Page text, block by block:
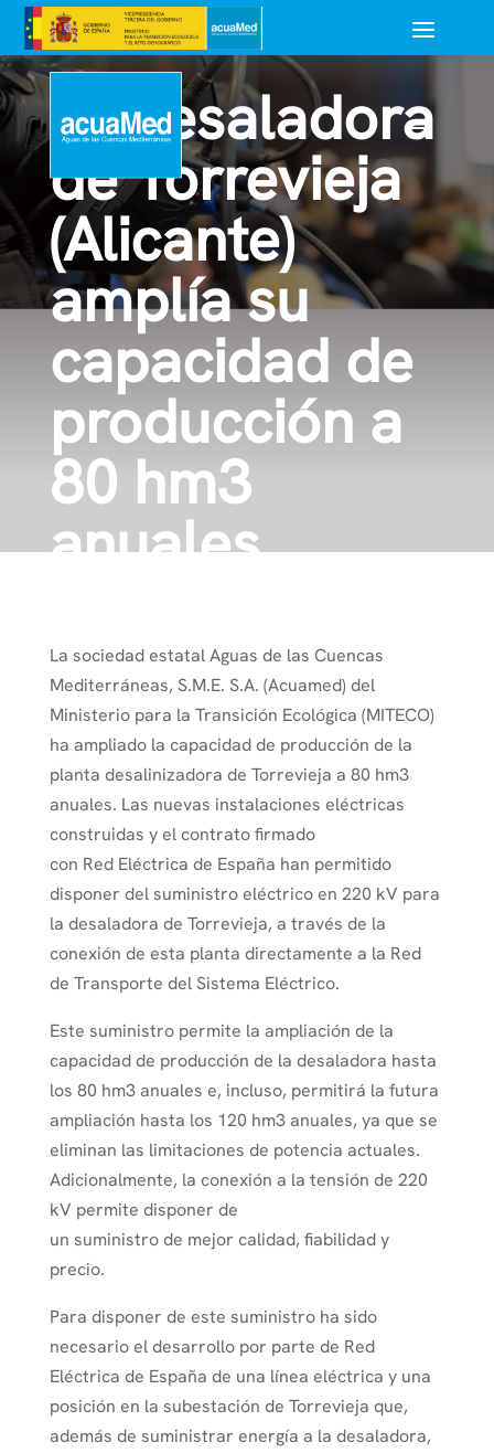
La desaladora
de Torrevieja
(Alicante)
amplía su
capacidad de
producción a
80 hm3
anuales
La desaladora de Torrevieja (Alicante) amplía su
capacidad de producción a 80 hm3 anuales
La sociedad estatal Aguas de las Cuencas
Mediterráneas, S.M.E. S.A. (Acuamed) del
Ministerio para la Transición Ecológica (MITECO)
ha ampliado la capacidad de producción de la
planta desalinizadora de Torrevieja a 80 hm3
anuales. Las nuevas instalaciones eléctricas
construidas y el contrato firmado
con Red Eléctrica de España han permitido
disponer del suministro eléctrico en 220 kV para
la desaladora de Torrevieja, a través de la
conexión de esta planta directamente a la Red
de Transporte del Sistema Eléctrico.
Este suministro permite la ampliación de la
capacidad de producción de la desaladora hasta
los 80 hm3 anuales e, incluso, permitirá la futura
ampliación hasta los 120 hm3 anuales, ya que se
eliminan las limitaciones de potencia actuales.
Adicionalmente, la conexión a la tensión de 220
kV permite disponer de
un suministro de mejor calidad, fiabilidad y
precio.
Para disponer de este suministro ha sido
necesario el desarrollo por parte de Red
Eléctrica de España de una línea eléctrica y una
posición en la subestación de Torrevieja que,
además de suministrar energía a la desaladora,